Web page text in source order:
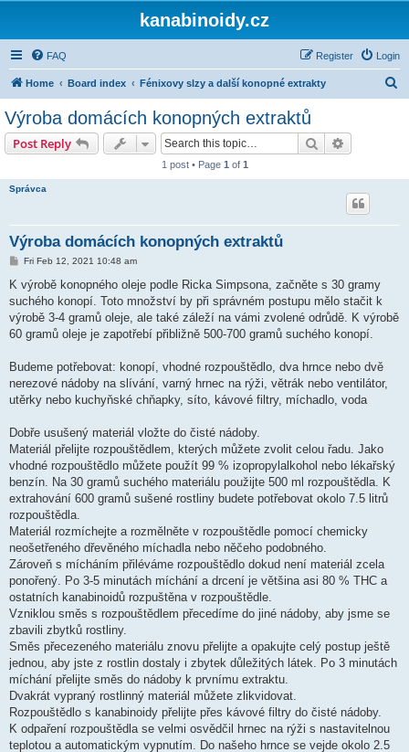
kanabinoidy.cz
FAQ Login
Register
Home Board index Fénixovy slzy a další konopné extrakty
Výroba domácích konopných extraktů
Post Reply Search
1 post • Page 1 of 1
Správca
Výroba domácích konopných extraktů
P
s
Fri Feb 12, 2021 10:48 am
K výrobě konopného oleje podle Ricka Simpsona, začněte s 30 gramy
suchého konopí. Toto množství by při správném postupu mělo stačit k
výrobě 3-4 gramů oleje, ale také záleží na vámi zvolené odrůdě. K výrobě
60 gramů oleje je zapotřebí přibližně 500-700 gramů suchého konopí.
Budeme potřebovat: konopí, vhodné rozpouštědlo, dva hrnce nebo dvě
nerezové nádoby na slívání, varný hrnec na rýži, větrák nebo ventilátor,
utěrky nebo kuchyňské chňapky, síto, kávové filtry, míchadlo, voda
Dobře usušený materiál vložte do čisté nádoby.
Materiál přelijte rozpouštědlem, kterých můžete zvolit celou řadu. Jako
vhodné rozpouštědlo můžete použít 99 % izopropylalkohol nebo lékařský
benzín. Na 30 gramů suchého materiálu použijte 500 ml rozpouštědla. K
extrahování 600 gramů sušené rostliny budete potřebovat okolo 7.5 litrů
rozpouštědla.
Materiál rozmíchejte a rozmělněte v rozpouštědle pomocí chemicky
neošetřeného dřevěného míchadla nebo něčeho podobného.
Zároveň s mícháním přiléváme rozpouštědlo dokud není materiál zcela
ponořený. Po 3-5 minutách míchání a drcení je většina asi 80 % THC a
ostatních kanabinoidů rozpuštěna v rozpouštědle.
Vzniklou směs s rozpouštědlem přecedíme do jiné nádoby, aby jsme se
zbavili zbytků rostliny.
Směs přecezeného materiálu znovu přelijte a opakujte celý postup ještě
jednou, aby jste z rostlin dostaly i zbytek důležitých látek. Po 3 minutách
míchání přelijte směs do nádoby k prvnímu extraktu.
Dvakrát vypraný rostlinný materiál můžete zlikvidovat.
Rozpouštědlo s kanabinoidy přelijte přes kávové filtry do čisté nádoby.
K odpaření rozpouštědla se velmi osvědčil hrnec na rýži s nastavitelnou
teplotou a automatickým vypnutím. Do našeho hrnce se vejde okolo 2.5